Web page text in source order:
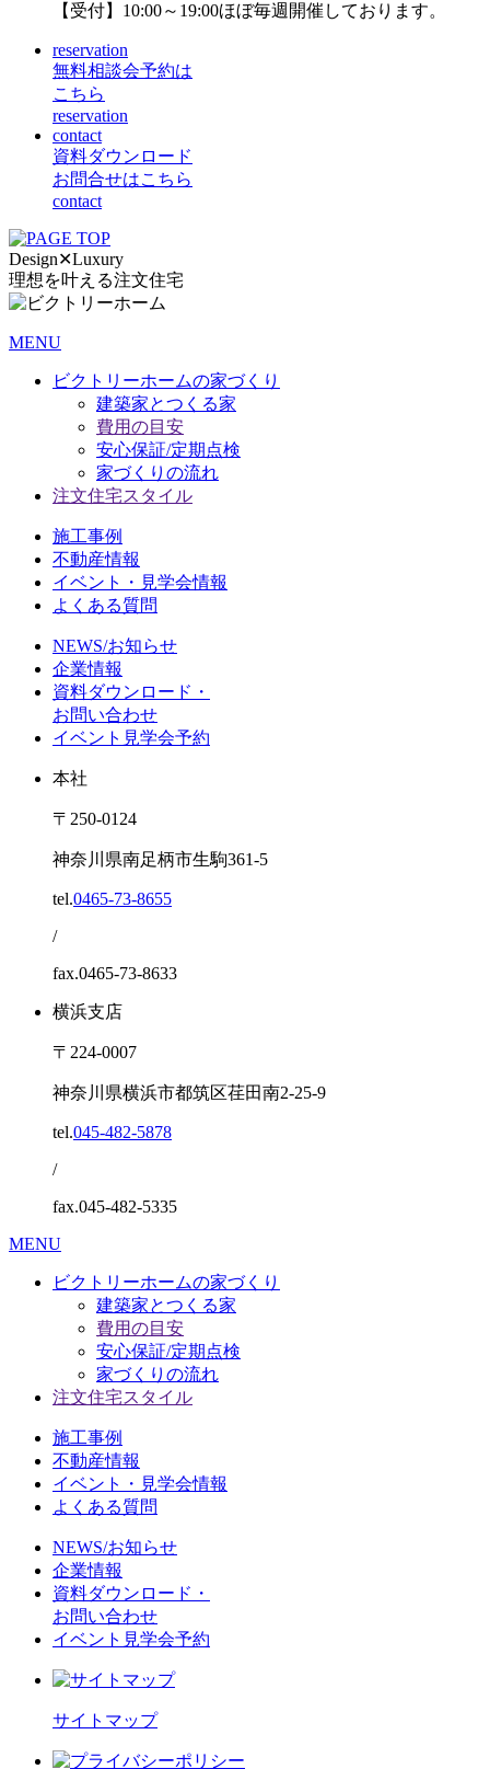
【受付】10:00～19:00ほぼ毎週開催しております。
reservation
無料相談会予約は
こちら
reservation
contact
資料ダウンロード
お問合せはこちら
contact
Design✕Luxury
理想を叶える注文住宅
MENU
ビクトリーホームの家づくり
建築家とつくる家
費用の目安
安心保証/定期点検
家づくりの流れ
注文住宅スタイル
施工事例
不動産情報
イベント・見学会情報
よくある質問
NEWS/お知らせ
企業情報
資料ダウンロード・
お問い合わせ
イベント見学会予約
本社
〒250-0124
神奈川県南足柄市生駒361-5
tel.0465-73-8655
/
fax.0465-73-8633
横浜支店
〒224-0007
神奈川県横浜市都筑区荏田南2-25-9
tel.045-482-5878
/
fax.045-482-5335
MENU
ビクトリーホームの家づくり
建築家とつくる家
費用の目安
安心保証/定期点検
家づくりの流れ
注文住宅スタイル
施工事例
不動産情報
イベント・見学会情報
よくある質問
NEWS/お知らせ
企業情報
資料ダウンロード・
お問い合わせ
イベント見学会予約
サイトマップ